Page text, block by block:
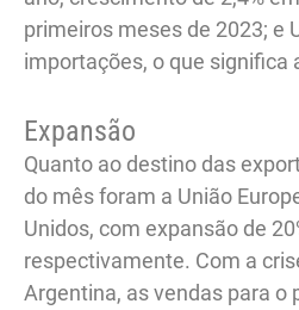
primeiros meses de 2023; e
importações, o que significa
Expansão
Quanto ao destino das
do mês foram a União
Unidos, com expansão de
respectivamente. Com a
Argentina, as vendas para o